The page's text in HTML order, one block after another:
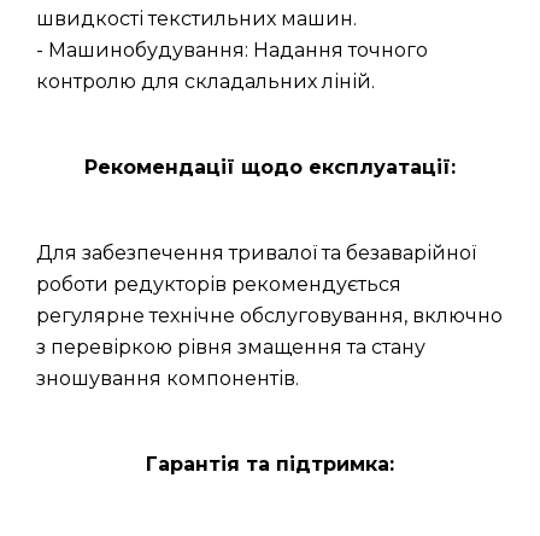
швидкості текстильних машин.
- Машинобудування: Надання точного
контролю для складальних ліній.
Рекомендації щодо експлуатації:
Для забезпечення тривалої та безаварійної
роботи редукторів рекомендується
регулярне технічне обслуговування, включно
з перевіркою рівня змащення та стану
зношування компонентів.
Гарантія та підтримка: